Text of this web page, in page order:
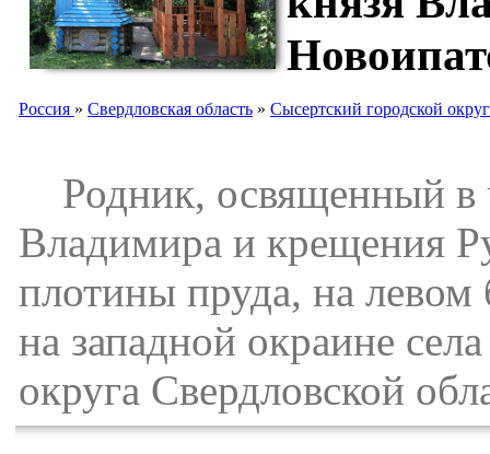
Россия » Свердловская область » Сысертский городской округ
Родник, освященный в
Владимира и крещения
плотины пруда, на левом
на западной окраине
округа Свердловской